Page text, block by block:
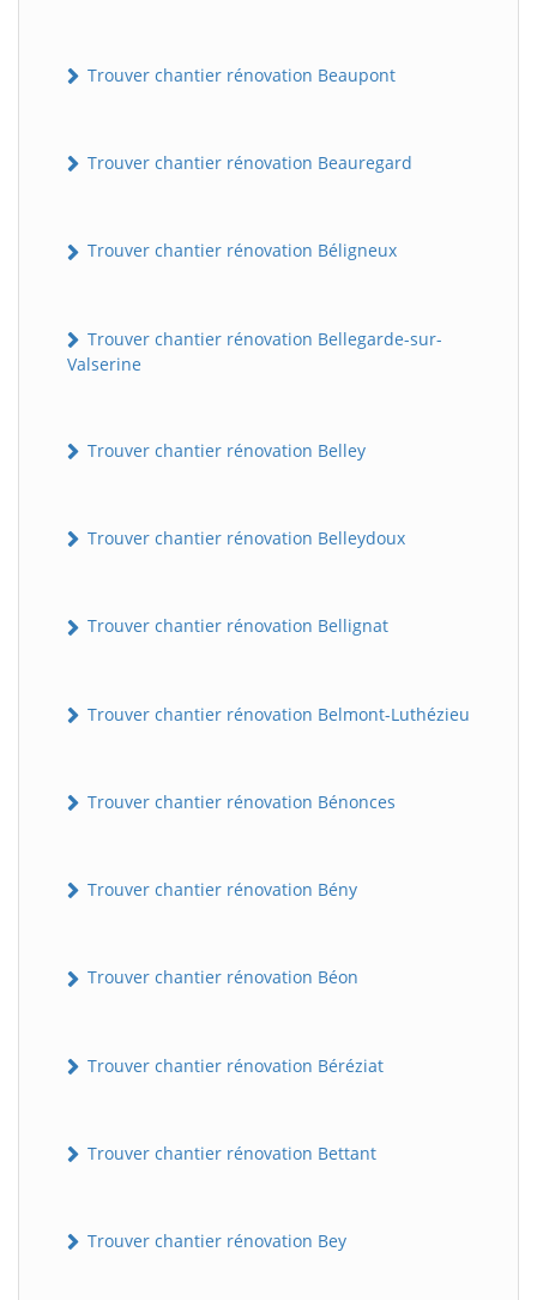
Trouver chantier rénovation Beaupont
Trouver chantier rénovation Beauregard
Trouver chantier rénovation Béligneux
Trouver chantier rénovation Bellegarde-sur-
Valserine
Trouver chantier rénovation Belley
Trouver chantier rénovation Belleydoux
Trouver chantier rénovation Bellignat
Trouver chantier rénovation Belmont-Luthézieu
Trouver chantier rénovation Bénonces
Trouver chantier rénovation Bény
Trouver chantier rénovation Béon
Trouver chantier rénovation Béréziat
Trouver chantier rénovation Bettant
Trouver chantier rénovation Bey